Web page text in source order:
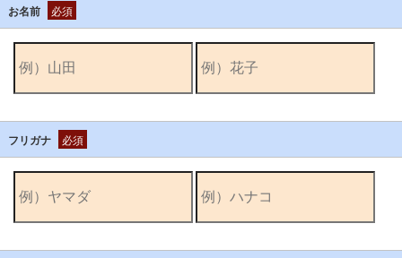
お名前 必須
フリガナ 必須